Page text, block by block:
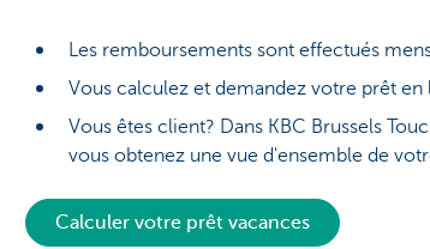
Les remboursements sont effectués
Vous calculez et demandez votre prêt en
Vous êtes client? Dans KBC Brussels
vous obtenez une vue d'ensemble de
Calculer votre prêt vacances